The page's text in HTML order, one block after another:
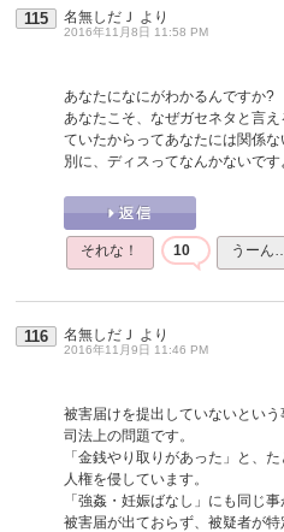
115 名無しだＪ より
2016年11月8日 11:58 PM
あなたになにがわかるんですか?
あなたこそ、なぜガセネタと言
ていたからってあなたには関係な
別に、ディスってなんかないです
それな！ 10 うーん
116 名無しだＪ より
2016年11月9日 11:46 PM
被害届けを提出していないとい
司法上の問題です。
「金銭やり取りがあった」と、
人権を侵しています。
「強姦・妊娠ばなし」にも同じ事
被害届が出ておらず、被疑者が